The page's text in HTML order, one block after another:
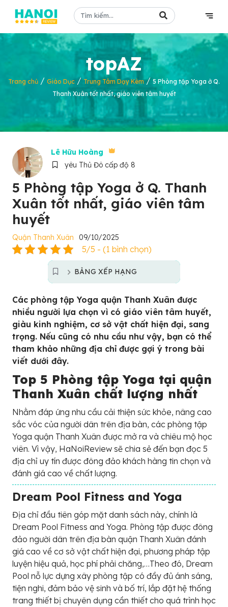
topAZ
Trang chủ / Giáo Dục /Trung Tâm Dạy Kèm/ 5 Phòng tập Yoga ở Q.
Thanh Xuân tốt nhất, giáo viên tâm huyết
Lê Hữu Hoàng
yêu Thủ Đô cấp độ 8
5 Phòng tập Yoga ở Q. Thanh
Xuân tốt nhất, giáo viên tâm
huyết
Quận Thanh Xuân 09/10/2025
5/5 - (1 bình chọn)
BẢNG XẾP HẠNG
Các phòng tập Yoga quận Thanh Xuân được
nhiều người lựa chọn vì có giáo viên tâm huyết,
giàu kinh nghiệm, cơ sở vật chất hiện đại, sang
trọng. Nếu cũng có nhu cầu như vậy, bạn có thể
tham khảo những địa chỉ được gợi ý trong bài
viết dưới đây.
Top 5 Phòng tập Yoga tại quận
Thanh Xuân chất lượng nhất
Nhằm đáp ứng nhu cầu cải thiện sức khỏe, nâng cao
sắc vóc của người dân trên địa bàn, các phòng tập
Yoga quận Thanh Xuân được mở ra và chiêu mộ học
viên. Vì vậy, HaNoiReview sẽ chia sẻ đến bạn đọc 5
địa chỉ uy tín được đông đảo khách hàng tin chọn và
đánh giá cao về chất lượng.
Dream Pool Fitness and Yoga
Địa chỉ đầu tiên góp mặt danh sách này, chính là
Dream Pool Fitness and Yoga. Phòng tập được đông
đảo người dân trên địa bàn quận Thanh Xuân đánh
giá cao về cơ sở vật chất hiện đại, phương pháp tập
luyện hiệu quả, học phí phải chăng,…Theo đó, Dream
Pool nỗ lực dựng xây phòng tập có đầy đủ ánh sáng,
tiện nghi, đảm bảo vệ sinh và bố trí, lắp đặt hệ thống
trang thiết bị chuyên dụng cần thiết cho quá trình học